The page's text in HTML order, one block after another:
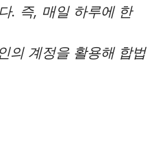
. 즉, 매일 하루에 한
의 계정을 활용해 합법